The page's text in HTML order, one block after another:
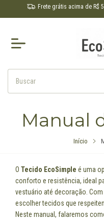
Frete grátis acima de R$
Manual
Início
O Tecido EcoSimple é uma
conforto e resistência, ideal
vestuário até decoração.
escolher tecidos que
Neste manual, falaremos